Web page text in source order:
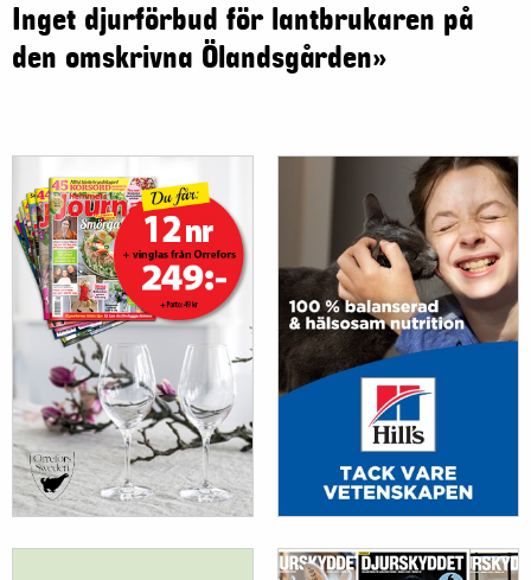
Inget djurförbud för lantbrukaren på
den omskrivna Ölandsgården»